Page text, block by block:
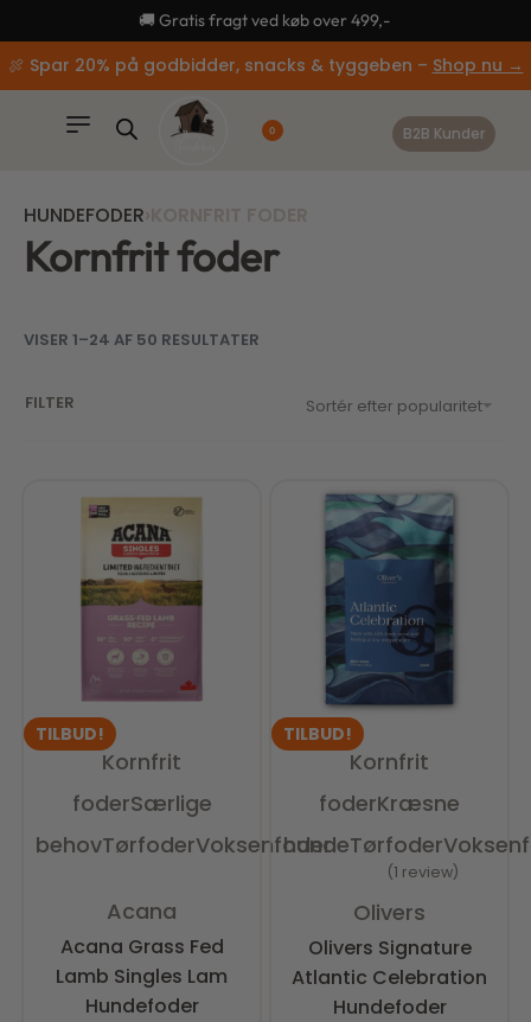
🚚 Gratis fragt ved køb over 499,-
🍖 Spar 20% på godbidder, snacks & tyggeben – Shop nu →
0 B2B Kunder
HUNDEFODER
Kornfrit foder
VISER 1–24 AF 50 RESULTATER
Sortér efter popularitet
FILTER
TILBUD!
Kornfrit
foderSærlige
behovTørfoderVoksenfoder
Acana
Acana Grass Fed
Lamb Singles Lam
Hundefoder
TILBUD!
Kornfrit
foderKræsne
hundeTørfoder
1 review
Olivers
Olivers Signature
Atlantic Celebration
Hundefoder